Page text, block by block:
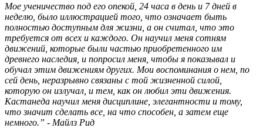
Мое ученичество под его опекой, 24 часа в день и 7 дней в
неделю, было иллюстрацией того, что означает быть
полностью доступным для жизни, а он считал, что это
требуется от всех и каждого. Он научил меня сотням
движений, которые были частью приобретенного им
древнего наследия, и попросил меня, чтобы я показывал и
обучал этим движениям других. Мои воспоминания о нем, по
сей день, неразрывно связаны с той жизненной силой,
которую он излучал, и тем, как он любил эти движения.
Кастанеда научил меня дисциплине, элегантности и тому,
что значит сделать все, на что способен, а затем еще
немного.” - Майлз Рид